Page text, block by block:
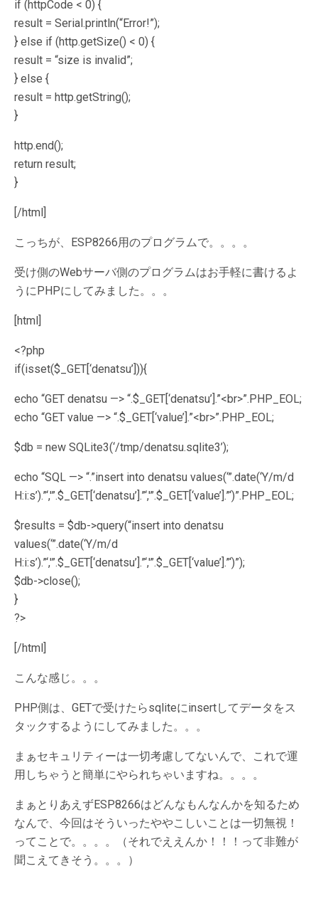
if (httpCode < 0) {
result = Serial.println(“Error!”);
} else if (http.getSize() < 0) {
result = “size is invalid”;
} else {
result = http.getString();
}
http.end();
return result;
}
[/html]
こっちが、ESP8266用のプログラムで。。。。
受け側のWebサーバ側のプログラムはお手軽に書けるよ
うにPHPにしてみました。。。
[html]
<?php
if(isset($_GET[‘denatsu’])){
echo “GET denatsu —> “.$_GET[‘denatsu’].”<br>”.PHP_EOL;
echo “GET value —> “.$_GET[‘value’].”<br>”.PHP_EOL;
$db = new SQLite3(‘/tmp/denatsu.sqlite3’);
echo “SQL —> “.”insert into denatsu values(‘”.date(‘Y/m/d
H:i:s’).”‘,'”.$_GET[‘denatsu’].”‘,'”.$_GET[‘value’].”‘)”.PHP_EOL;
$results = $db->query(“insert into denatsu
values(‘”.date(‘Y/m/d
H:i:s’).”‘,'”.$_GET[‘denatsu’].”‘,'”.$_GET[‘value’].”‘)”);
$db->close();
}
?>
[/html]
こんな感じ。。。
PHP側は、GETで受けたらsqliteにinsertしてデータをス
タックするようにしてみました。。。
まぁセキュリティーは一切考慮してないんで、これで運
用しちゃうと簡単にやられちゃいますね。。。。
まぁとりあえずESP8266はどんなもんなんかを知るため
なんで、今回はそういったややこしいことは一切無視！
ってことで。。。。（それでええんか！！！って非難が
聞こえてきそう。。。）